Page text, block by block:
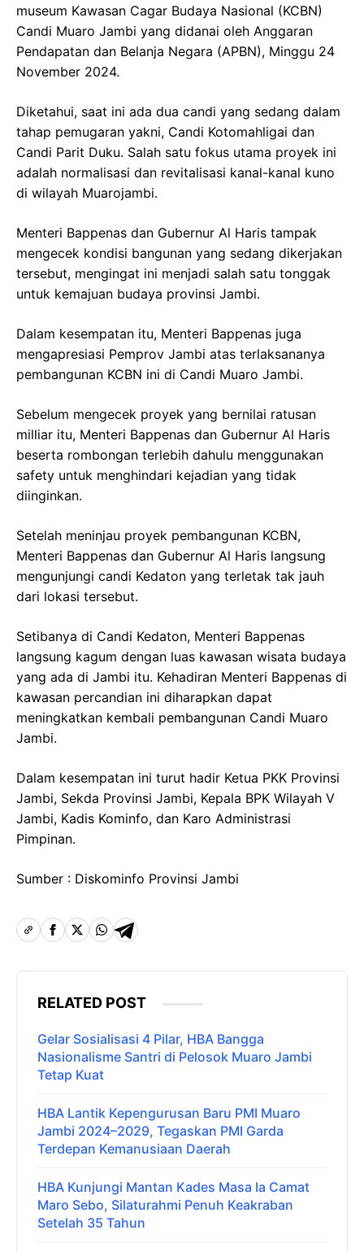
museum Kawasan Cagar Budaya Nasional (KCBN)
Candi Muaro Jambi yang didanai oleh Anggaran
Pendapatan dan Belanja Negara (APBN), Minggu 24
November 2024.
Diketahui, saat ini ada dua candi yang sedang dalam
tahap pemugaran yakni, Candi Kotomahligai dan
Candi Parit Duku. Salah satu fokus utama proyek ini
adalah normalisasi dan revitalisasi kanal-kanal kuno
di wilayah Muarojambi.
Menteri Bappenas dan Gubernur Al Haris tampak
mengecek kondisi bangunan yang sedang dikerjakan
tersebut, mengingat ini menjadi salah satu tonggak
untuk kemajuan budaya provinsi Jambi.
Dalam kesempatan itu, Menteri Bappenas juga
mengapresiasi Pemprov Jambi atas terlaksananya
pembangunan KCBN ini di Candi Muaro Jambi.
Sebelum mengecek proyek yang bernilai ratusan
milliar itu, Menteri Bappenas dan Gubernur Al Haris
beserta rombongan terlebih dahulu menggunakan
safety untuk menghindari kejadian yang tidak
diinginkan.
Setelah meninjau proyek pembangunan KCBN,
Menteri Bappenas dan Gubernur Al Haris langsung
mengunjungi candi Kedaton yang terletak tak jauh
dari lokasi tersebut.
Setibanya di Candi Kedaton, Menteri Bappenas
langsung kagum dengan luas kawasan wisata budaya
yang ada di Jambi itu. Kehadiran Menteri Bappenas di
kawasan percandian ini diharapkan dapat
meningkatkan kembali pembangunan Candi Muaro
Jambi.
Dalam kesempatan ini turut hadir Ketua PKK Provinsi
Jambi, Sekda Provinsi Jambi, Kepala BPK Wilayah V
Jambi, Kadis Kominfo, dan Karo Administrasi
Pimpinan.
Sumber : Diskominfo Provinsi Jambi
RELATED POST
Gelar Sosialisasi 4 Pilar, HBA Bangga
Nasionalisme Santri di Pelosok Muaro Jambi
Tetap Kuat
HBA Lantik Kepengurusan Baru PMI Muaro
Jambi 2024–2029, Tegaskan PMI Garda
Terdepan Kemanusiaan Daerah
HBA Kunjungi Mantan Kades Masa Ia Camat
Maro Sebo, Silaturahmi Penuh Keakraban
Setelah 35 Tahun